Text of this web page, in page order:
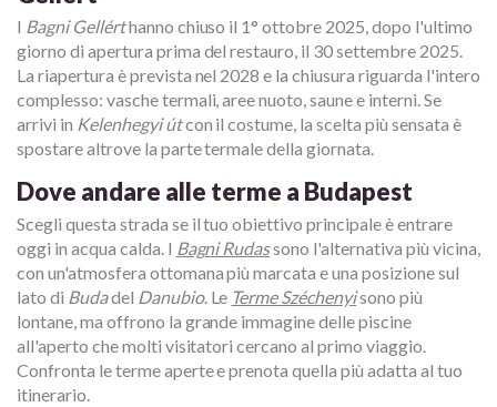
I Bagni Gellérthanno chiuso il 1° ottobre 2025, dopo l'ultimo
giorno di apertura prima del restauro, il 30 settembre 2025.
La riapertura è prevista nel 2028 e la chiusura riguarda l'intero
complesso: vasche termali, aree nuoto, saune e interni. Se
arrivi in Kelenhegyi útcon il costume, la scelta più sensata è
spostare altrove la parte termale della giornata.
Dove andare alle terme a Budapest
Scegli questa strada se il tuo obiettivo principale è entrare
oggi in acqua calda. I Bagni Rudassono l'alternativa più vicina,
con un'atmosfera ottomana più marcata e una posizione sul
lato di Budadel Danubio. Le Terme Széchenyisono più
lontane, ma offrono la grande immagine delle piscine
all'aperto che molti visitatori cercano al primo viaggio.
Confronta le terme aperte e prenota quella più adatta al tuo
itinerario.